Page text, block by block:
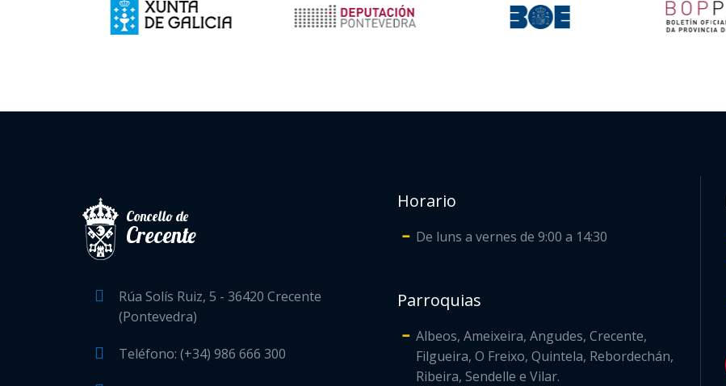
Concello de
Crecente
Rúa Solís Ruiz, 5 - 36420 Crecente
(Pontevedra)
Teléfono: (+34) 986 666 300
Horario
De luns a vernes de 9:00 a 14:30
Parroquias
Albeos, Ameixeira, Angudes, Crecente,
Filgueira, O Freixo, Quintela, Rebordechán,
Ribeira, Sendelle e Vilar.